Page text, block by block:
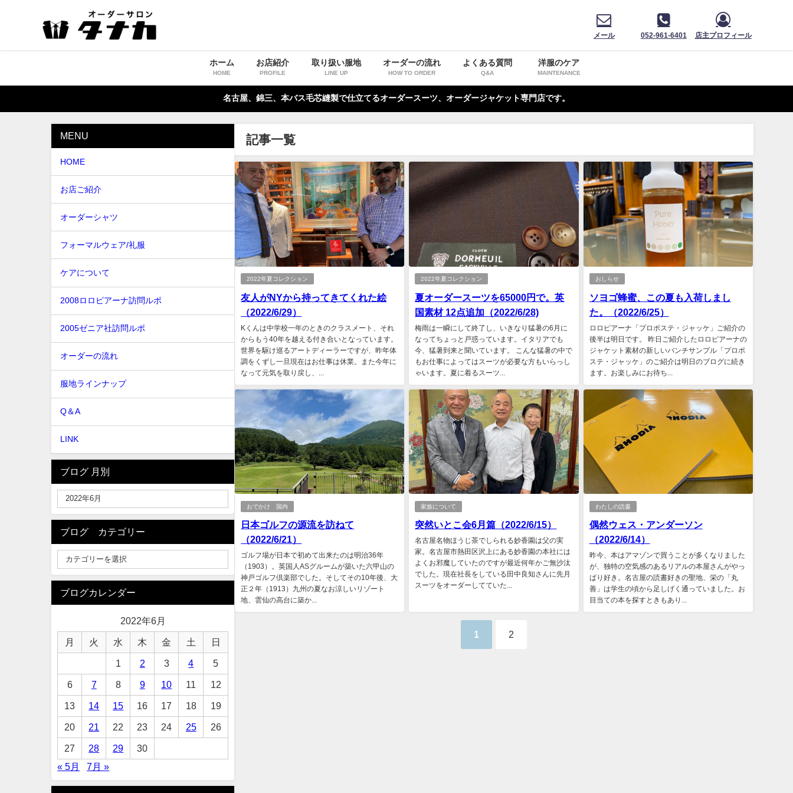
メール 052-961-6401 店主プロフィール
ホーム
HOME
お店紹介
PROFILE
取り扱い服地
LINE UP
オーダーの流れ
HOW TO ORDER
よくある質問
Q&A
洋服のケア
MAINTENANCE
名古屋、錦三、本バス毛芯縫製で仕立てるオーダースーツ、オーダージャケット専門店です。
記事一覧
2022年夏コレクション
友人がNYから持ってきてくれた絵
（2022/6/29）
Kくんは中学校一年のときのクラスメート、それ
からもう40年を越える付き合いとなっています。
世界を駆け巡るアートディーラーですが、昨年体
調をくずし一旦現在はお仕事は休業。また今年に
なって元気を取り戻し、...
2022年夏コレクション
夏オーダースーツを65000円で。英
国素材 12点追加（2022/6/28)
梅雨は一瞬にして終了し、いきなり猛暑の6月に
なってちょっと戸惑っています。イタリアでも
今、猛暑到来と聞いています。 こんな猛暑の中で
もお仕事によってはスーツが必要な方もいらっし
ゃいます。夏に着るスーツ...
おしらせ
ソヨゴ蜂蜜、この夏も入荷しまし
た。（2022/6/25）
ロロピアーナ「プロポステ・ジャッケ」ご紹介の
後半は明日です。 昨日ご紹介したロロピアーナの
ジャケット素材の新しいバンチサンプル「プロポ
ステ・ジャッケ」のご紹介は明日のブログに続き
ます。お楽しみにお待ち...
おでかけ 国内
日本ゴルフの源流を訪ねて
（2022/6/21）
ゴルフ場が日本で初めて出来たのは明治36年
（1903）。英国人ASグルームが築いた六甲山の
神戸ゴルフ倶楽部でした。そしてその10年後、大
正２年（1913）九州の夏なお涼しいリゾート
地、雲仙の高台に築か...
家族について
突然いとこ会6月篇（2022/6/15）
名古屋名物ほうじ茶でしられる妙香園は父の実
家。名古屋市熱田区沢上にある妙香園の本社には
よくお邪魔していたのですが最近何年かご無沙汰
でした。現在社長をしている田中良知さんに先月
スーツをオーダーしてていた...
わたしの読書
偶然ウェス・アンダーソン
（2022/6/14）
昨今、本はアマゾンで買うことが多くなりました
が、独特の空気感のあるリアルの本屋さんがやっ
ぱり好き。名古屋の読書好きの聖地、栄の「丸
善」は学生の頃から足しげく通っていました。お
目当ての本を探すときもあり...
1 2
MENU
HOME
お店ご紹介
オーダーシャツ
フォーマルウェア/礼服
ケアについて
2008ロロピアーナ訪問ルポ
2005ゼニア社訪問ルポ
オーダーの流れ
服地ラインナップ
Q＆A
LINK
ブログ 月別
ブログ カテゴリー
ブログカレンダー
2022年6月
月 火 水 木 金 土 日
1 2 3 4 5
6 7 8 9 10 11 12
13 14 15 16 17 18 19
20 21 22 23 24 25 26
27 28 29
30
« 5月
7月 »